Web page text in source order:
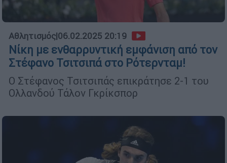
Αθλητισμός|06.02.2025 20:19
Νίκη με ενθαρρυντική εμφάνιση από τον
Στέφανο Τσιτσιπά στο Ρότερνταμ!
Ο Στέφανος Τσιτσιπάς επικράτησε 2-1 του
Ολλανδού Τάλον Γκρίκσπορ